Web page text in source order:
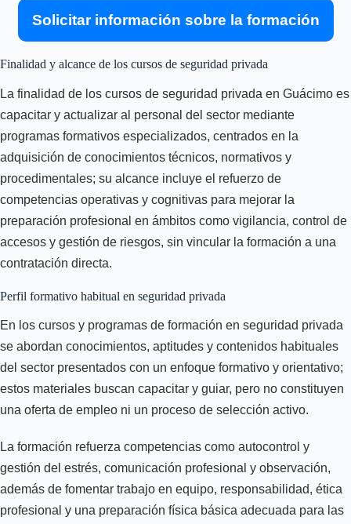
Solicitar información sobre la formación
Finalidad y alcance de los cursos de seguridad privada
La finalidad de los cursos de seguridad privada en Guácimo es
capacitar y actualizar al personal del sector mediante
programas formativos especializados, centrados en la
adquisición de conocimientos técnicos, normativos y
procedimentales; su alcance incluye el refuerzo de
competencias operativas y cognitivas para mejorar la
preparación profesional en ámbitos como vigilancia, control de
accesos y gestión de riesgos, sin vincular la formación a una
contratación directa.
Perfil formativo habitual en seguridad privada
En los cursos y programas de formación en seguridad privada
se abordan conocimientos, aptitudes y contenidos habituales
del sector presentados con un enfoque formativo y orientativo;
estos materiales buscan capacitar y guiar, pero no constituyen
una oferta de empleo ni un proceso de selección activo.
La formación refuerza competencias como autocontrol y
gestión del estrés, comunicación profesional y observación,
además de fomentar trabajo en equipo, responsabilidad, ética
profesional y una preparación física básica adecuada para las